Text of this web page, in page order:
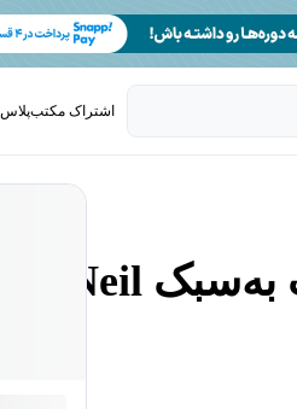
اشتراک مکتب‌پلاس
آموزش تفکر علمی و هنر ارتباطات به‌سبک Neil